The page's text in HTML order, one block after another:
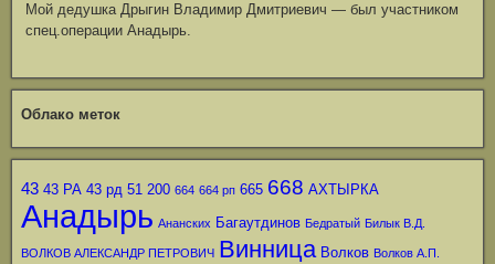
Мой дедушка Дрыгин Владимир Дмитриевич — был участником
спец.операции Анадырь.
Облако меток
43 43 РА 43 рд 51 200 664 664 рп 665 668 АХТЫРКА
Анадырь Ананских Багаутдинов Бедратый Билык В.Д.
ВОЛКОВ АЛЕКСАНДР ПЕТРОВИЧ Винница Волков Волков А.П.